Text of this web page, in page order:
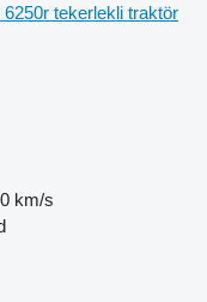
tekerlekli traktör
km/s